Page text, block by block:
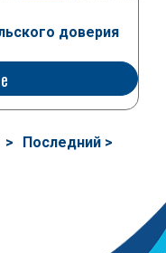
доверия
Следующая
>
Последняя
Последний >